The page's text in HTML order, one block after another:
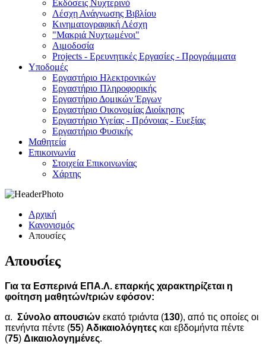
Εκδόσεις Νυχτερινό
Λέσχη Ανάγνωσης Βιβλίου
Κινηματογραφική Λέσχη
"Μακριά Νυχτωμένοι"
Αιμοδοσία
Projects - Eρευνητικές Eργασίες - Προγράμματα
Υποδομές
Εργαστήριο Ηλεκτρονικών
Εργαστήριο Πληροφορικής
Εργαστήριο Δομικών Έργων
Εργαστήριο Οικονομίας Διοίκησης
Εργαστήριο Υγείας - Πρόνοιας - Ευεξίας
Εργαστήριο Φυσικής
Μαθητεία
Επικοινωνία
Στοιχεία Επικοινωνίας
Χάρτης
Αρχική
Κανονισμός
Απουσίες
Απουσίες
Για τα Εσπερινά ΕΠΑ.Λ. επαρκής χαρακτηρίζεται η
φοίτηση μαθητών/τριών εφόσον:
α. Σύνολο απουσιών εκατό τριάντα (130), από τις οποίες οι
πενήντα πέντε (55) Αδικαιολόγητες και εβδομήντα πέντε
(75) Δικαιολογημένες.